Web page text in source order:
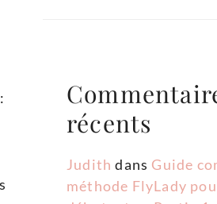
récents
Judith dans Guide
méthode FlyLady